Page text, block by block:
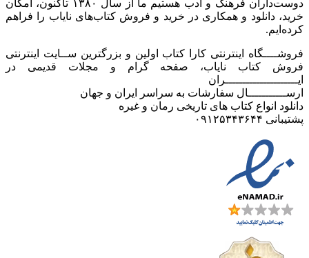
دوست‌داران فرهنگ و ادب هستیم ما از سال ۱۳۸۰ تاکنون، امکان
خرید، دانلود و همکاری در خرید و فروش کتاب‌های نایاب را فراهم
کرده‌ایم.
فروشــــگاه اینترنتی کارا کتاب اولین و بزرگترین ســایت اینترنتی
فروش کتاب نایاب، صفحه گرام و مجلات قدیمی در
ایـــــــــــــــــــــران
ارســـــــــــال سفارشات به سراسر ایران و جهان
دانلود انواع کتاب های تاریخی رمان و غیره
پشتیبانی ۰۹۱۲۵۳۴۳۶۴۴